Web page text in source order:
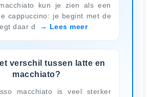
kun je zien als een
cappuccino: je begint met de
daar d
Lees meer
verschil tussen latte en
macchiato?
macchiato is veel sterker